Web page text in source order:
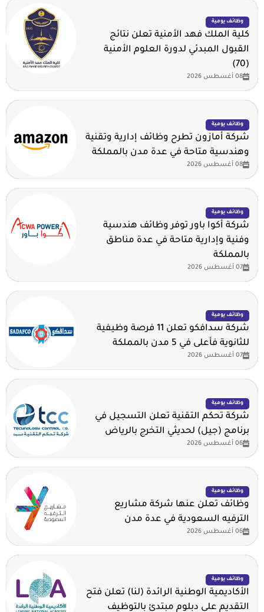
وظائف يومية
كلية الملك فهد الأمنية تعلن نتائج
القبول المبدئي لدورة العلوم الأمنية
(70)
08 أغسطس 2026
وظائف يومية
شركة أمازون تطرح وظائف إدارية وتقنية
وهندسية متاحة في عدة مدن بالمملكة
08 أغسطس 2026
وظائف يومية
شركة أكوا باور توفر وظائف هندسية
وفنية وإدارية متاحة في عدة مناطق
بالمملكة
07 أغسطس 2026
وظائف يومية
شركة سدافكو تعلن 11 فرصة وظيفية
للثانوية فأعلى في 5 مدن بالمملكة
07 أغسطس 2026
وظائف يومية
شركة تحكم التقنية تعلن التسجيل في
برنامج (جيل) لحديثي التخرج بالرياض
06 أغسطس 2026
وظائف يومية
وظائف تعلن عنها شركة مشاريع
الترفيه السعودية في عدة مدن
06 أغسطس 2026
وظائف يومية
الأكاديمية الوطنية الرائدة (لنا) تعلن فتح
التقديم على دبلوم مبتدئ بالتوظيف